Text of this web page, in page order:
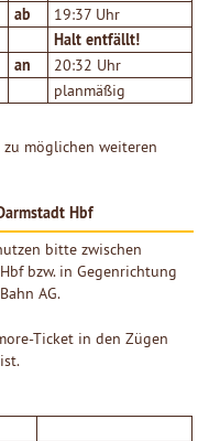
ab 19:37 Uhr
Halt entfällt!
an
20:32 Uhr
planmäßig
möglichen weiteren
Hbf
bitte zwischen
bzw. in Gegenrichtung
AG.
Ticket in den Zügen